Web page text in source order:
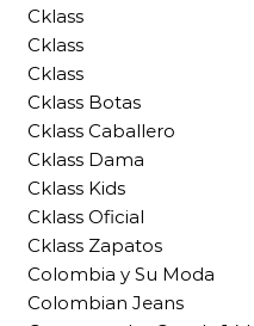
Cklass
Cklass
Cklass
Cklass Botas
Cklass Caballero
Cklass Dama
Cklass Kids
Cklass Oficial
Cklass Zapatos
Colombia y Su Moda
Colombian Jeans